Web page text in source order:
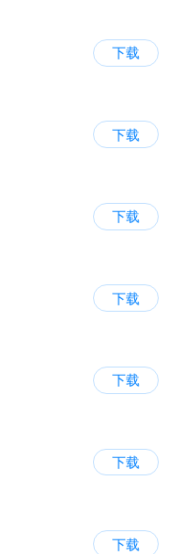
下载
下载
下载
下载
下载
下载
下载